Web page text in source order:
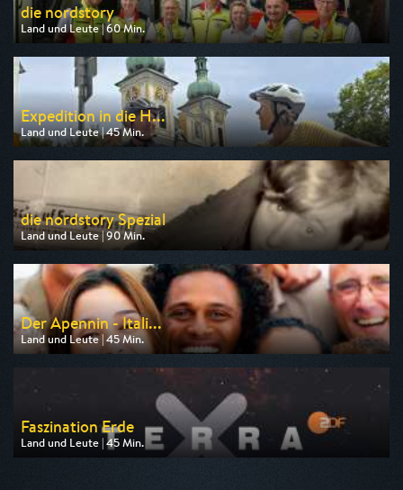
die nordstory
Land und Leute | 60 Min.
Ausgestrahlt von NDR
am 07.08.2026, 20:15
Expedition in die H...
Land und Leute | 45 Min.
Ausgestrahlt von SWR
am 07.08.2026, 20:15
die nordstory Spezial
Land und Leute | 90 Min.
Ausgestrahlt von NDR
am 09.08.2026, 20:15
Der Apennin - Itali...
Land und Leute | 45 Min.
Ausgestrahlt von SWR
am 09.08.2026, 20:15
Faszination Erde
Land und Leute | 45 Min.
Ausgestrahlt von ZDF neo